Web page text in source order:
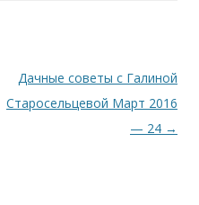
Дачные советы с Галиной
Старосельцевой Март 2016
— 24 →